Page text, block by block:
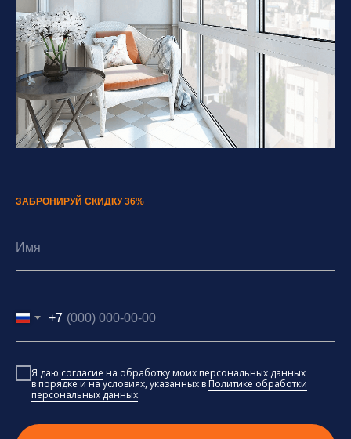
ЗАБРОНИРУЙ СКИДКУ 36%
+7
Я даю согласие на обработку моих персональных данных
в порядке и на условиях, указанных в Политике обработки
персональных данных.